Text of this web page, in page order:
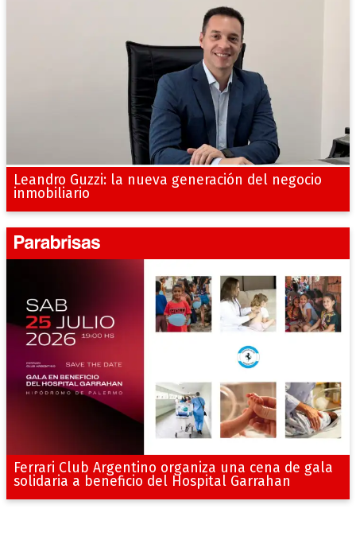
Leandro Guzzi: la nueva generación del negocio
inmobiliario
Ferrari Club Argentino organiza una cena de gala
solidaria a beneficio del Hospital Garrahan